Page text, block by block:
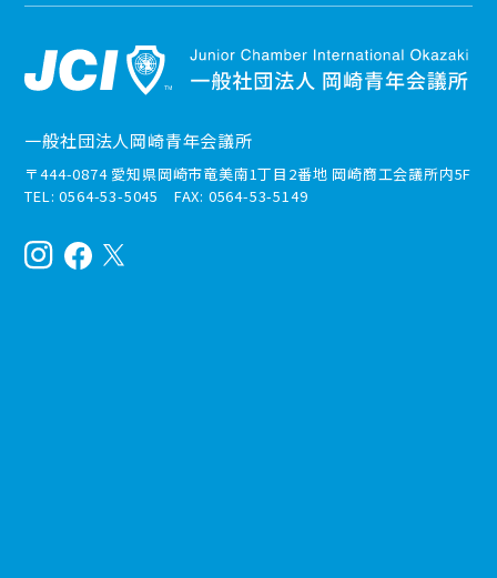
一般社団法人岡崎青年会議所
〒444-0874 愛知県岡崎市竜美南1丁目2番地 岡崎商工会議所内5F
TEL: 0564-53-5045 FAX: 0564-53-5149